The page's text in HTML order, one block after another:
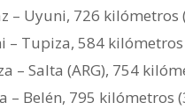
– Uyuni, 726 kilómetros
– Tupiza, 584 kilómetros
– Salta (ARG), 754
– Belén, 795 kilómetros